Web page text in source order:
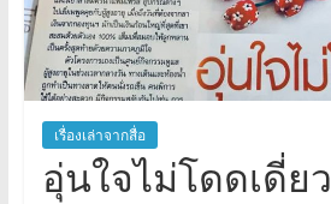
เรื่องเล่าจากสื่อ
อุ่นใจไม่โดดเดี่ยว